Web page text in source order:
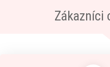
Zákazníci